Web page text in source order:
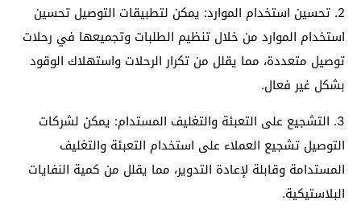
2. تحسين استخدام الموارد: يمكن لتطبيقات التوصيل تحسين
استخدام الموارد من خلال تنظيم الطلبات وتجميعها في رحلات
توصيل متعددة، مما يقلل من تكرار الرحلات واستهلاك الوقود
بشكل غير فعال.
3. التشجيع على التعبئة والتغليف المستدام: يمكن لشركات
التوصيل تشجيع العملاء على استخدام التعبئة والتغليف
المستدامة وقابلة لإعادة التدوير، مما يقلل من كمية النفايات
البلاستيكية.